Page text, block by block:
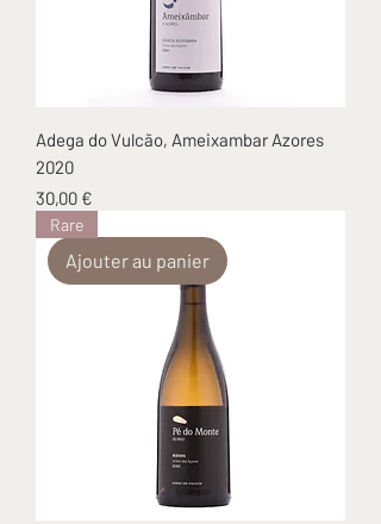
Adega do Vulcão, Ameixambar Azores
2020
Prix
30,00 €
Ajouter au panier
Rare